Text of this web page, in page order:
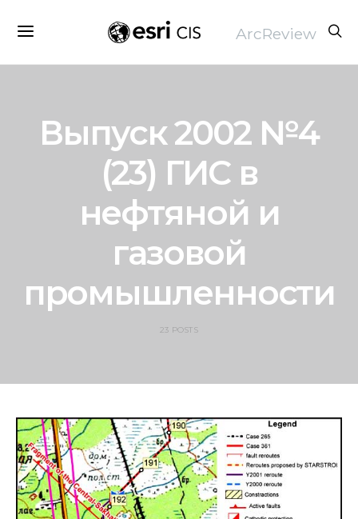
ArcReview
Выпуск 2002 №4
(23) ГИС в
нефтяной и
газовой
промышленности
23 POSTS